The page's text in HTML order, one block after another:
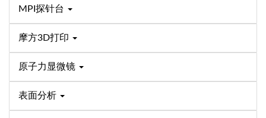
MPI探针台
摩方3D打印
原子力显微镜
表面分析